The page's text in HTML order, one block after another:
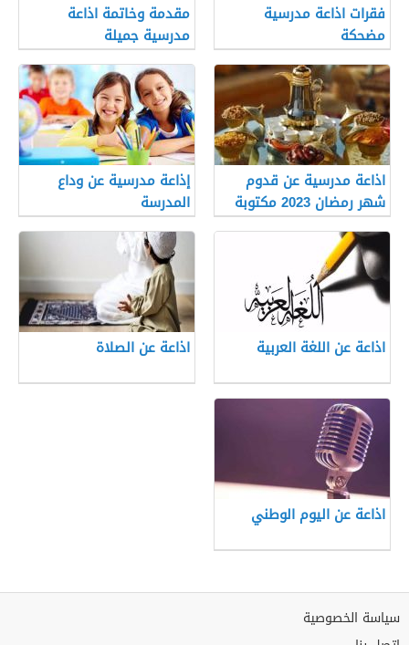
فقرات اذاعة مدرسية
مضحكة
مقدمة وخاتمة اذاعة
مدرسية جميلة
اذاعة مدرسية عن قدوم
شهر رمضان 2023 مكتوبة
ومميزة
إذاعة مدرسية عن وداع
المدرسة
اذاعة عن اللغة العربية اذاعة عن الصلاة
اذاعة عن اليوم الوطني
سياسة الخصوصية